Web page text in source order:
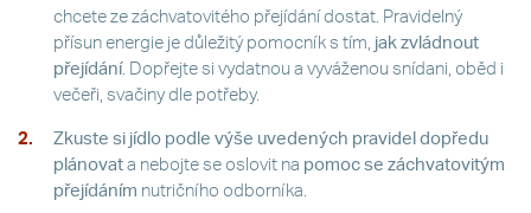
chcete ze záchvatovitého přejídání dostat. Pravidelný
přísun energie je důležitý pomocník s tím, jak zvládnout
přejídání. Dopřejte si vydatnou a vyváženou snídani, oběd i
večeři, svačiny dle potřeby.
Zkuste si jídlo podle výše uvedených pravidel dopředu
plánovat a nebojte se oslovit na pomoc se záchvatovitým
přejídáním nutričního odborníka.